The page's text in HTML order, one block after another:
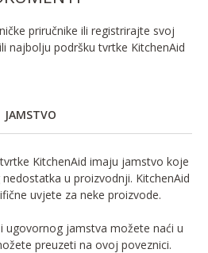
priručnike ili registrirajte svoj
najbolju podršku tvrtke KitchenAid
JAMSTVO
KitchenAid imaju jamstvo koje
u proizvodnji. KitchenAid
uvjete za neke proizvode.
ugovornog jamstva možete naći u
preuzeti na ovoj poveznici.